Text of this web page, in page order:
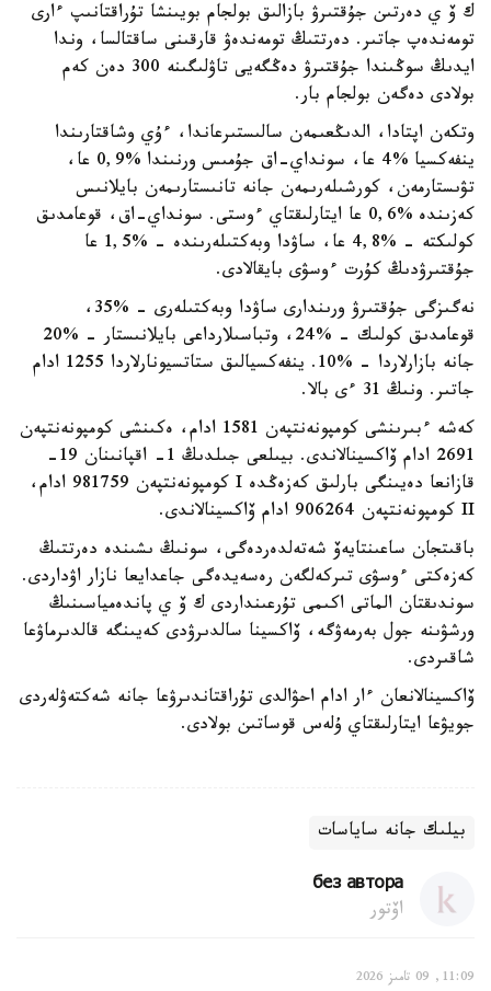
ك ۆ ي دەرتىن جۇقتىرۋ بازالىق بولجام بويىنشا تۇراقتانىپ ءارى
تومەندەپ جاتىر. دەرتتىڭ تومەندەۋ قارقىنى ساقتالسا، وندا
ايدىڭ سوڭىندا جۇقتىرۋ دەڭگەيى تاۋلىگىنە 300 دەن كەم
بولادى دەگەن بولجام بار.
وتكەن اپتادا، الدىڭعىمەن سالىستىرعاندا، ءۇي وشاقتارىندا
ينفەكسيا %4 عا، سونداي-اق جۇمىس ورنىندا %0,9 عا،
تۋىستارمەن، كورشىلەرىمەن جانە تانىستارىمەن بايلانىس
كەزىندە %0,6 عا ايتارلىقتاي ءوستى. سونداي-اق، قوعامدىق
كولىكتە - %4,8 عا، ساۋدا وبەكتىلەرىندە - %1,5 عا
جۇقتىرۋدىڭ كۇرت ءوسۋى بايقالادى.
نەگىزگى جۇقتىرۋ ورىندارى ساۋدا وبەكتىلەرى - %35،
قوعامدىق كولىك - %24، وتباسىلارداعى بايلانىستار - %20
جانە بازارلاردا - %10. ينفەكسيالىق ستاتسيونارلاردا 1255 ادام
جاتىر. ونىڭ 31 ءى بالا.
كەشە ءبىرىنشى كومپونەنتپەن 1581 ادام، ەكىنشى كومپونەنتپەن
2691 ادام ۆاكسينالاندى. بيىلعى جىلدىڭ 1- اقپانىنان 19-
قازانعا دەيىنگى بارلىق كەزەڭدە I كومپونەنتپەن 981759 ادام،
II كومپونەنتپەن 906264 ادام ۆاكسينالاندى.
باقىتجان ساعىنتايەۆ شەتەلدەردەگى، سونىڭ ىشىندە دەرتتىڭ
كەزەكتى ءوسۋى تىركەلگەن رەسەيدەگى جاعدايعا نازار اۋداردى.
سوندىقتان الماتى اكىمى تۇرعىنداردى ك ۆ ي پاندەمياسىنىڭ
ورشۋىنە جول بەرمەۋگە، ۆاكسينا سالدىرۋدى كەيىنگە قالدىرماۋعا
شاقىردى.
ۆاكسينالانعان ءار ادام احۋالدى تۇراقتاندىرۋعا جانە شەكتەۋلەردى
جويۋعا ايتارلىقتاي ۇلەس قوساتىن بولادى.
بيلىك جانە ساياسات
без автора
اۆتور
11:09, 09 تامىز 2026